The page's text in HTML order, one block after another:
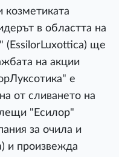
в областта на
(EssilorLuxottica) ще
на акции
е
от сливането на
"Есилор"
за очила и
и произвежда